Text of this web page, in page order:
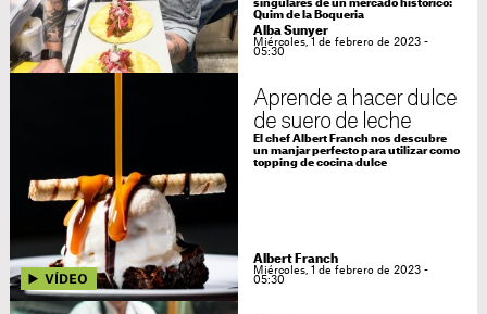
singulares de un mercado histórico:
Quim de la Boqueria
Alba Sunyer
Miércoles, 1 de febrero de 2023 -
05:30
Aprende a hacer dulce
de suero de leche
El chef Albert Franch nos descubre
un manjar perfecto para utilizar como
topping de cocina dulce
Albert Franch
Miércoles, 1 de febrero de 2023 -
05:30